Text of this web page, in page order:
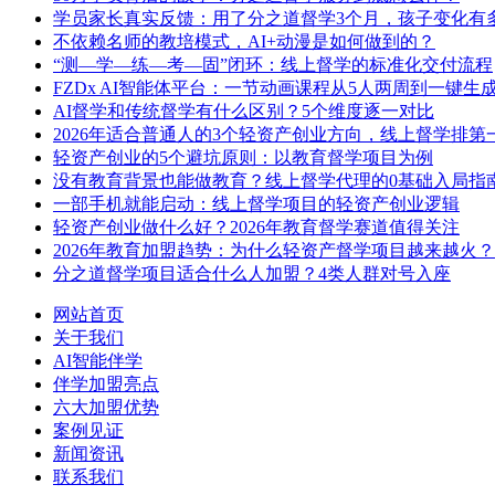
学员家长真实反馈：用了分之道督学3个月，孩子变化有
不依赖名师的教培模式，AI+动漫是如何做到的？
“测—学—练—考—固”闭环：线上督学的标准化交付流程
FZDx AI智能体平台：一节动画课程从5人两周到一键生
AI督学和传统督学有什么区别？5个维度逐一对比
2026年适合普通人的3个轻资产创业方向，线上督学排第
轻资产创业的5个避坑原则：以教育督学项目为例
没有教育背景也能做教育？线上督学代理的0基础入局指
一部手机就能启动：线上督学项目的轻资产创业逻辑
轻资产创业做什么好？2026年教育督学赛道值得关注
2026年教育加盟趋势：为什么轻资产督学项目越来越火？
分之道督学项目适合什么人加盟？4类人群对号入座
网站首页
关于我们
AI智能伴学
伴学加盟亮点
六大加盟优势
案例见证
新闻资讯
联系我们